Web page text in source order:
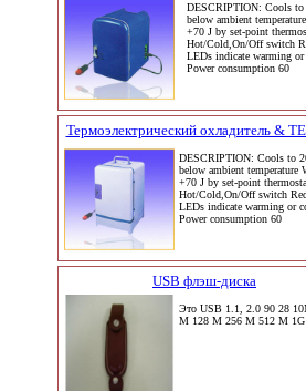
DESCRIPTION: Cools to
below ambient
+70 J by set-point
Hot/Cold,On/Off switch
LEDs indicate warming
Power consumption 60
Термоэлектрический охладитель &
DESCRIPTION: Cools to
below ambient temperature
+70 J by set-point
Hot/Cold,On/Off switch
LEDs indicate warming or
Power consumption 60
USB флэш-диска
Это USB 1.1, 2.0 90 28
M 128 M 256 M 512 M 1G